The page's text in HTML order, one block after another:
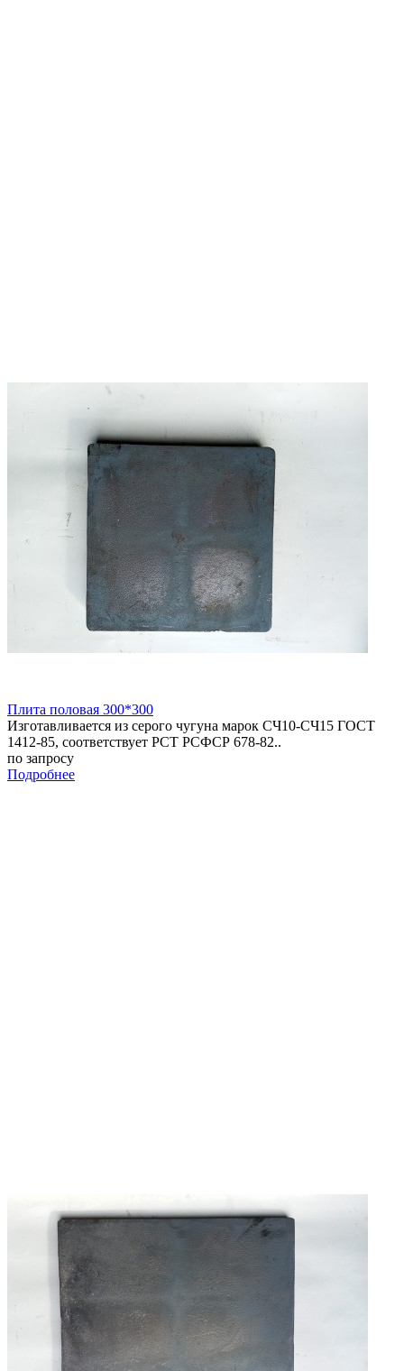
Плита половая 300*300
Изготавливается из серого чугуна марок СЧ10-СЧ15 ГОСТ
1412-85, соответствует РСТ РСФСР 678-82..
по запросу
Подробнее